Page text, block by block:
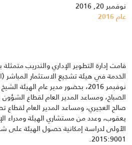
نوفمبر 20, 2016
عام 2016
قامت إدارة التطوير الإداري والتدريب
نوفبمر 2016، بحضور مدير عام
الصباح، ومساعد المدير العام لقطاع الشؤون
صالح العجيري، ومساعد المدير العام لقطاع
يعقوب، وعدد من مستشاري الهيئة ومدراء
الأولى لدراسة إمكانية حصول الهيئة على
2015:9001.